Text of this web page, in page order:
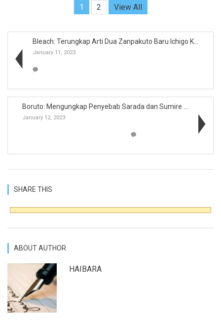
1 2 View All
Bleach: Terungkap Arti Dua Zanpakuto Baru Ichigo K...
January 11, 2023
January 12, 2023
SHARE THIS
ABOUT AUTHOR
HAIBARA